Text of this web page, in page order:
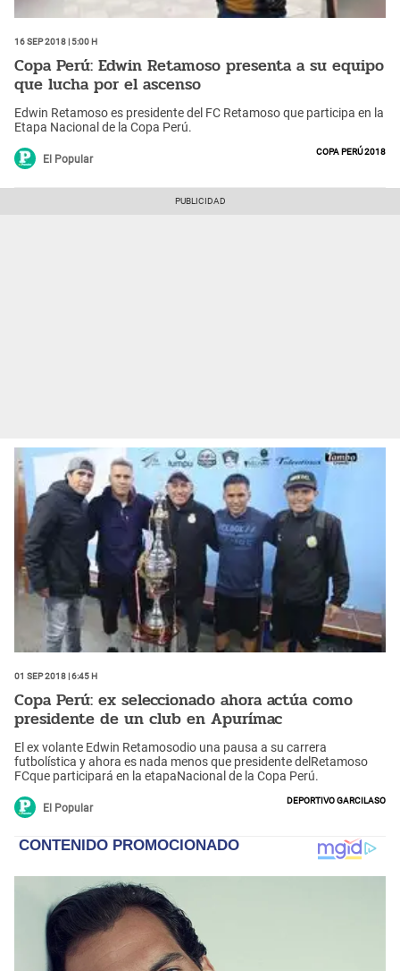
16 Sep 2018 | 5:00 h
Copa Perú: Edwin Retamoso presenta a su equipo
que lucha por el ascenso
Edwin Retamoso es presidente del FC Retamoso que participa en la
Etapa Nacional de la Copa Perú.
El Popular
Copa Perú 2018
01 Sep 2018 | 6:45 h
Copa Perú: ex seleccionado ahora actúa como
presidente de un club en Apurímac
El ex volante Edwin Retamosodio una pausa a su carrera
futbolística y ahora es nada menos que presidente delRetamoso
FCque participará en la etapaNacional de la Copa Perú.
El Popular
Deportivo Garcilaso